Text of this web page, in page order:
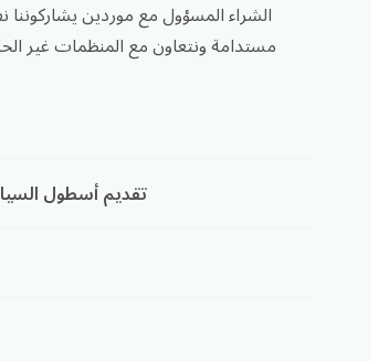
الشراء المسؤول مع موردين
مستدامة ونتعاون مع المنظمات غير
تقديم أسطول